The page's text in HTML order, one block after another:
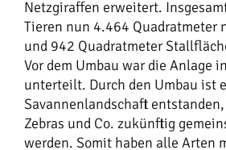
Netzgiraffen erweitert.
Tieren nun 4.464 Quadratmeter
und 942 Quadratmeter
Vor dem Umbau war die Anlage
unterteilt. Durch den Umbau ist
Savannenlandschaft
Zebras und Co. zukünftig
werden. Somit haben alle Arten